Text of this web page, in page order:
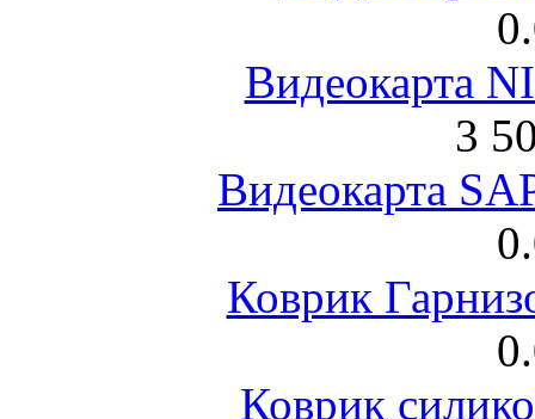
Видеокарта
3
Видеокарта
Коврик
Коврик